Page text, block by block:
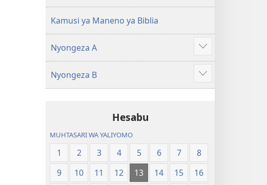
Kamusi ya Maneno ya Biblia
Nyongeza A
Onyesha
zaidi
Nyongeza B
Onyesha
zaidi
Hesabu
MUHTASARI WA YALIYOMO
1 2 3 4 5 6 7
8
9
10 11 12 13 14 15
16